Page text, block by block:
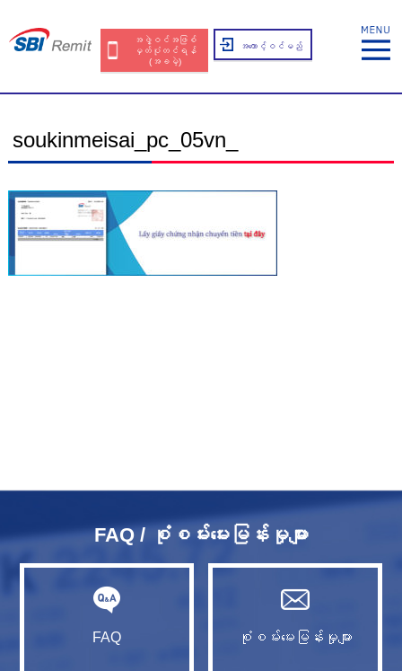
အဖွဲ့ဝင်အဖြစ်
မှတ်ပုံတင်ရန်
(အခမဲ့)
အကောင့်ဝင်မည်
soukinmeisai_pc_05vn_
FAQ / စုံစမ်းမေးမြန်းမှုများ
FAQ စုံစမ်းမေးမြန်းမှုများ